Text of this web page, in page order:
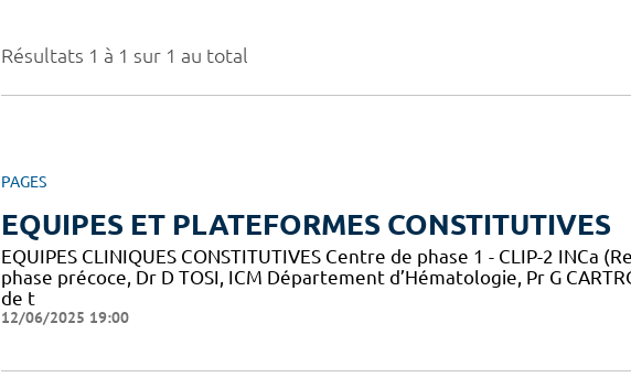
Résultats 1 à 1 sur 1 au total
PAGES
EQUIPES ET PLATEFORMES CONSTITUTIVES
EQUIPES CLINIQUES CONSTITUTIVES Centre de phase 1 - CLIP-2 INCa
phase précoce, Dr D TOSI, ICM Département d’Hématologie, Pr G
de t
12/06/2025 19:00